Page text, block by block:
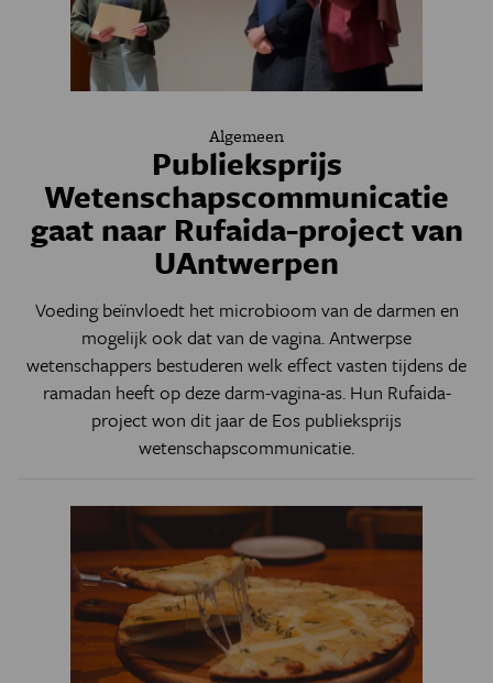
Algemeen
Publieksprijs
Wetenschapscommunicatie
gaat naar Rufaida-project van
UAntwerpen
Voeding beïnvloedt het microbioom van de darmen en
mogelijk ook dat van de vagina. Antwerpse
wetenschappers bestuderen welk effect vasten tijdens de
ramadan heeft op deze darm-vagina-as. ​​​​​Hun Rufaida-
project won dit jaar de Eos publieksprijs
wetenschapscommunicatie.